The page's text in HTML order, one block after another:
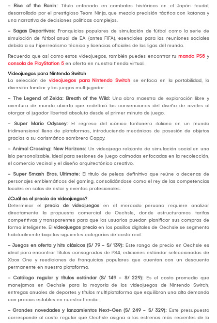
- Rise of the Ronin: Título enfocado en combates históricos en el Japón feudal,
desarrollado por el prestigioso Team Ninja, que mezcla precisión táctica con katanas y
una narrativa de decisiones políticas complejas.
- Sagas Deportivas: Franquicias populares de simulación de fútbol como la serie de
simulación de fútbol anual de EA (antes FIFA), esenciales para las reuniones sociales
debido a su hiperrealismo técnico y licencias oficiales de las ligas del mundo.
Recuerda que así como estos videojuegos, también puedes encontrar tu mando PS5 y
consola de PlayStation 5 en oferta en nuestra tienda virtual.
Videojuegos para Nintendo Switch
La selección de videojuegos para Nintendo Switch se enfoca en la portabilidad, la
diversión familiar y los juegos multijugador:
- The Legend of Zelda: Breath of the Wild: Una obra maestra de exploración libre y
aventura de mundo abierto que redefinió las convenciones del diseño de niveles al
otorgar al jugador libertad absoluta desde el primer minuto de juego.
- Super Mario Odyssey: El regreso del icónico fontanero italiano en un mundo
tridimensional lleno de plataformas, introduciendo mecánicas de posesión de objetos
gracias a su carismático sombrero Cappy.
- Animal Crossing: New Horizons: Un videojuego relajante de simulación social en una
isla personalizable, ideal para sesiones de juego calmadas enfocadas en la recolección,
el comercio vecinal y el diseño arquitectónico creativo.
- Super Smash Bros. Ultimate: El título de peleas definitivo que reúne a decenas de
personajes emblemáticos del gaming, consolidándose como el rey de las competencias
locales en salas de estar y eventos profesionales.
¿Cuál es el precio de videojuegos?
Determinar el precio de videojuegos en el mercado peruano requiere analizar
directamente la propuesta comercial de Oechsle, donde estructuramos tarifas
competitivas y transparentes para que los usuarios puedan planificar sus compras de
forma inteligente. El videojuegos precio en los pasillos digitales de Oechsle se segmenta
habitualmente bajo las siguientes categorías de costo real:
- Juegos en oferta y hits clásicos (S/ 79 - S/ 139): Este rango de precio en Oechsle es
ideal para encontrar títulos consagrados de PS4, ediciones estándar seleccionadas de
Xbox One y reediciones de franquicias populares que cuentan con un descuento
permanente en nuestra plataforma.
- Catálogo regular y títulos estándar (S/ 149 - S/ 229): Es el costo promedio que
manejamos en Oechsle para la mayoría de los videojuegos de Nintendo Switch,
entregas anuales de deportes y títulos multiplataforma que equilibran una alta demanda
con precios estables en nuestra tienda.
- Grandes novedades y lanzamientos Next-Gen (S/ 249 - S/ 329): Este presupuesto
corresponde al costo regular que Oechsle asigna a los estrenos más recientes de la